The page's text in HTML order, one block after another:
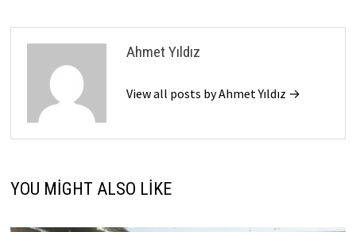
Ahmet Yıldız
View all posts by Ahmet Yıldız →
YOU MIGHT ALSO LIKE